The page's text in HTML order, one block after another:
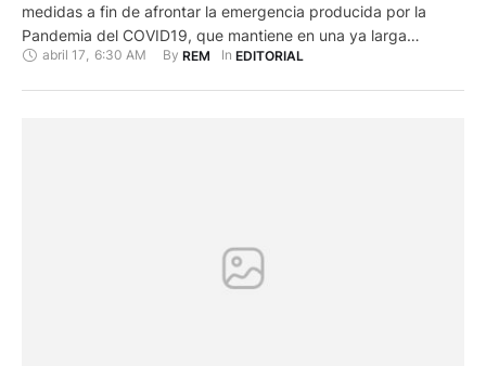
medidas a fin de afrontar la emergencia producida por la
Pandemia del COVID19, que mantiene en una ya larga
cuarentena al país, con la mayor parte del aparato productivo
abril 17, 6:30 AM By REM In EDITORIAL